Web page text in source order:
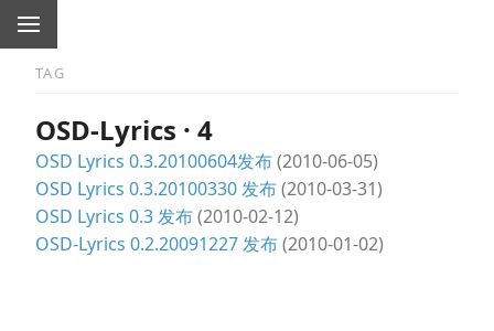
TAG
OSD-Lyrics · 4
OSD Lyrics 0.3.20100604发布(2010-06-05)
OSD Lyrics 0.3.20100330 发布(2010-03-31)
OSD Lyrics 0.3 发布(2010-02-12)
OSD-Lyrics 0.2.20091227 发布(2010-01-02)